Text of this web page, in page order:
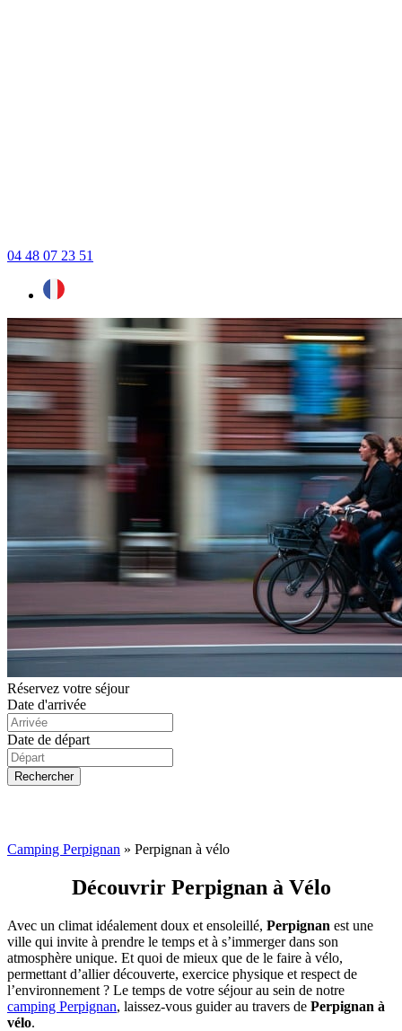
04 48 07 23 51
Réservez votre séjour
Date d'arrivée
Date de départ
Camping Perpignan » Perpignan à vélo
Découvrir Perpignan à Vélo
Avec un climat idéalement doux et ensoleillé, Perpignan est une
ville qui invite à prendre le temps et à s’immerger dans son
atmosphère unique. Et quoi de mieux que de le faire à vélo,
permettant d’allier découverte, exercice physique et respect de
l’environnement ? Le temps de votre séjour au sein de notre
camping Perpignan, laissez-vous guider au travers de Perpignan à
vélo.